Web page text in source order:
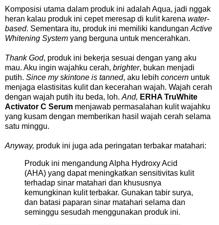
Komposisi utama dalam produk ini adalah Aqua, jadi nggak
heran kalau produk ini cepet meresap di kulit karena water-
based. Sementara itu, produk ini memiliki kandungan Active
Whitening System yang berguna untuk mencerahkan.
Thank God, produk ini bekerja sesuai dengan yang aku
mau. Aku ingin wajahku cerah, brighter, bukan menjadi
putih. Since my skintone is tanned, aku lebih concern untuk
menjaga elastisitas kulit dan kecerahan wajah. Wajah cerah
dengan wajah putih itu beda, loh. And, ERHA TruWhite
Activator C Serum menjawab permasalahan kulit wajahku
yang kusam dengan memberikan hasil wajah cerah selama
satu minggu.
Anyway, produk ini juga ada peringatan terbakar matahari:
Produk ini mengandung Alpha Hydroxy Acid
(AHA) yang dapat meningkatkan sensitivitas kulit
terhadap sinar matahari dan khususnya
kemungkinan kulit terbakar. Gunakan tabir surya,
dan batasi paparan sinar matahari selama dan
seminggu sesudah menggunakan produk ini.